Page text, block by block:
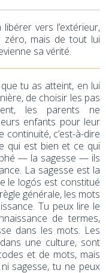
vers l’extérieur,
zéro, mais de tout lui
sa vérité.
tu as atteint, en lui
de choisir les pas
les parents ne
enfants pour leur
c’est-à-dire
qui est bien et ce qui
— la sagesse — ils
La sagesse est la
le logós est constitué
générale, les mots
Tu peux lire le
de termes,
dans les mots. Les
une culture, sont
et de mots, mais
sagesse, tu ne peux